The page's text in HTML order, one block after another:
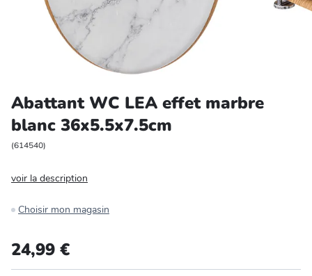
Salle de bain et beauté
Entretien et rangement
Animalerie
Abattant WC LEA effet marbre
blanc 36x5.5x7.5cm
(614540)
voir la description
Choisir mon magasin
24,99 €